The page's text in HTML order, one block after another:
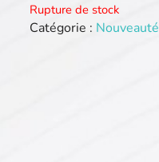
Rupture de stock
Catégorie : Nouveauté